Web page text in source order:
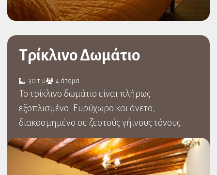
Τρίκλινο Δωμάτιο
30 τ.μ 4 άτομα
Το τρίκλινο δωμάτιο είναι πλήρως
εξοπλισμένο. Ευρύχωρο και άνετο,
διακοσμημένο σε ζεστούς γήινους τόνους.